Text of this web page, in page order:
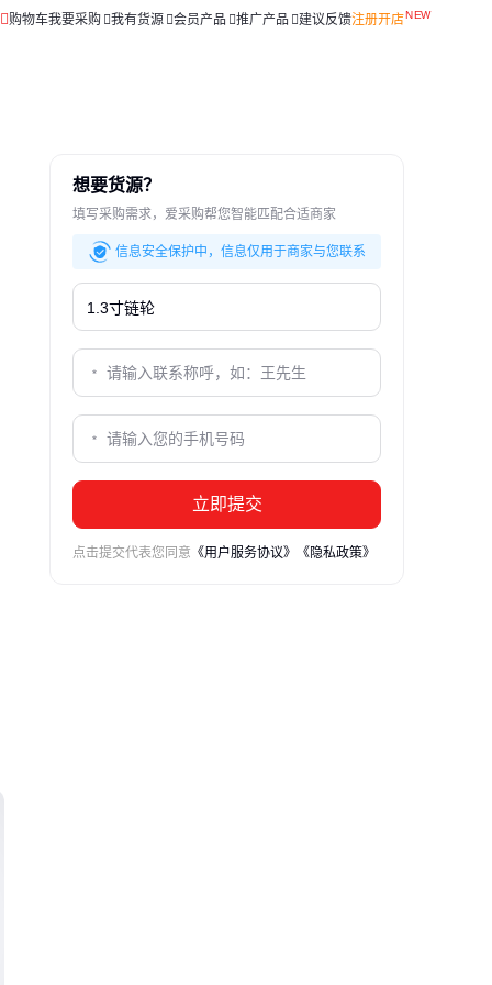
购物车我要采购 我有货源 会员产品 推广产品 建议反馈注册开店
想要货源？
填写采购需求，爱采购帮您智能匹配合适商家
信息安全保护中，信息仅用于商家与您联系
立即提交
点击提交代表您同意 《用户服务协议》 《隐私政策》